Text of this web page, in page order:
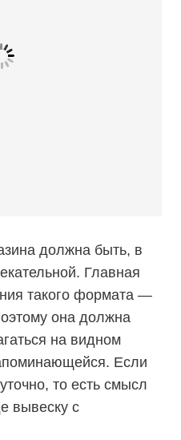
должна быть, в
Главная
такого формата —
она должна
на видном
Если
то есть смысл
вывеску с